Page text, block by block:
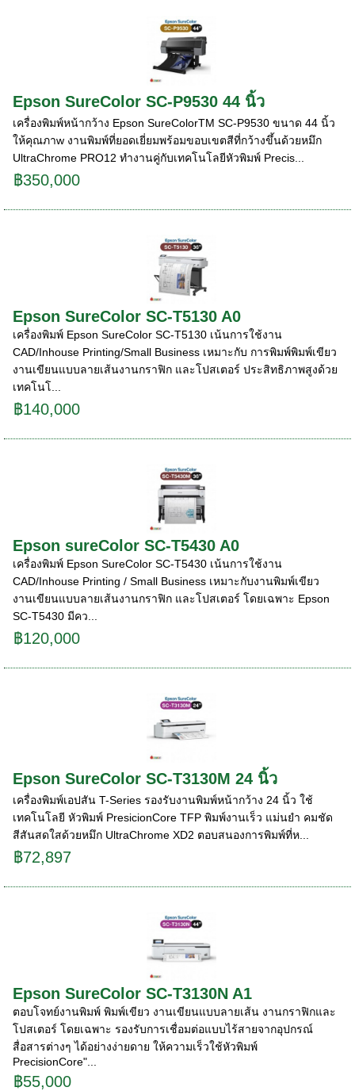
Epson SureColor SC-P9530 44 นิ้ว
เครื่องพิมพ์หน้ากว้าง Epson SureColorTM SC-P9530 ขนาด 44 นิ้ว
ให้คุณภาw งานพิมพ์ที่ยอดเยี่ยมพร้อมขอบเขตสีที่กว้างขึ้นด้วยหมึก
UltraChrome PRO12 ทํางานคู่กับเทคโนโลยีหัวพิมพ์ Precis...
฿350,000
Epson SureColor SC-T5130 A0
เครื่องพิมพ์ Epson SureColor SC-T5130 เน้นการใช้งาน
CAD/Inhouse Printing/Small Business เหมาะกับ การพิมพ์พิมพ์เขียว
งานเขียนแบบลายเส้นงานกราฟิก และโปสเตอร์ ประสิทธิภาพสูงด้วย
เทคโนโ...
฿140,000
Epson sureColor SC-T5430 A0
เครื่องพิมพ์ Epson SureColor SC-T5430 เน้นการใช้งาน
CAD/Inhouse Printing / Small Business เหมาะกับงานพิมพ์เขียว
งานเขียนแบบลายเส้นงานกราฟิก และโปสเตอร์ โดยเฉพาะ Epson
SC-T5430 มีคว...
฿120,000
Epson SureColor SC-T3130M 24 นิ้ว
เครื่องพิมพ์เอปสัน T-Series รองรับงานพิมพ์หน้ากว้าง 24 นิ้ว ใช้
เทคโนโลยี หัวพิมพ์ PresicionCore TFP พิมพ์งานเร็ว แม่นยํา คมชัด
สีสันสดใสด้วยหมึก UltraChrome XD2 ตอบสนองการพิมพ์ที่ห...
฿72,897
Epson SureColor SC-T3130N A1
ตอบโจทย์งานพิมพ์ พิมพ์เขียว งานเขียนแบบลายเส้น งานกราฟิกและ
โปสเตอร์ โดยเฉพาะ รองรับการเชื่อมต่อแบบไร้สายจากอุปกรณ์
สื่อสารต่างๆ ได้อย่างง่ายดาย ให้ความเร็วใช้หัวพิมพ์
PrecisionCore"...
฿55,000